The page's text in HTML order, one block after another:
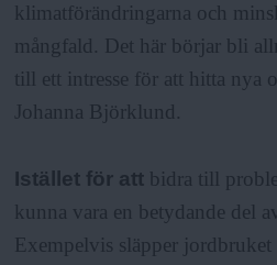
klimatförändringarna och
mångfald. Det här börjar bli
till ett intresse för att hitta nya
Johanna Björklund.
Istället för att bidra till
kunna vara en betydande del
Exempelvis släpper